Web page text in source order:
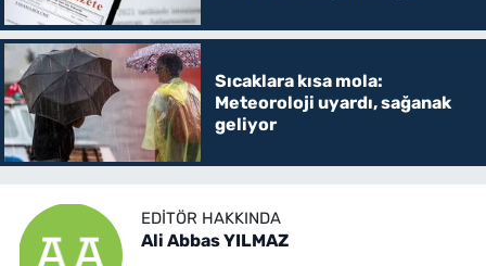
affı var mı?
Sıcaklara kısa mola:
Meteoroloji uyardı, sağanak
geliyor
EDITÖR HAKKINDA
Ali Abbas YILMAZ